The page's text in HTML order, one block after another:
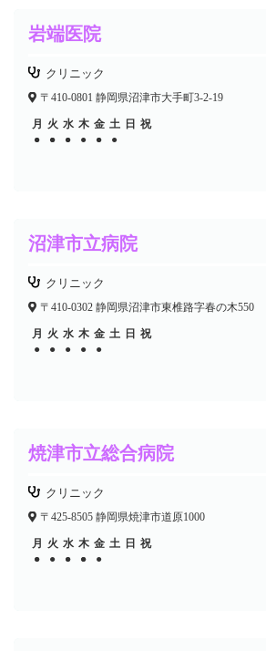
岩端医院
クリニック
〒410-0801 静岡県沼津市大手町3-2-19
月 火 水 木 金 土 日 祝
●
● ● ● ● ●
● ● ● ●
沼津市立病院
クリニック
〒410-0302 静岡県沼津市東椎路字春の木550
月 火 水 木 金 土 日 祝
●
● ● ● ●
焼津市立総合病院
クリニック
〒425-8505 静岡県焼津市道原1000
月 火 水 木 金 土 日 祝
●
● ● ● ●
● ● ●